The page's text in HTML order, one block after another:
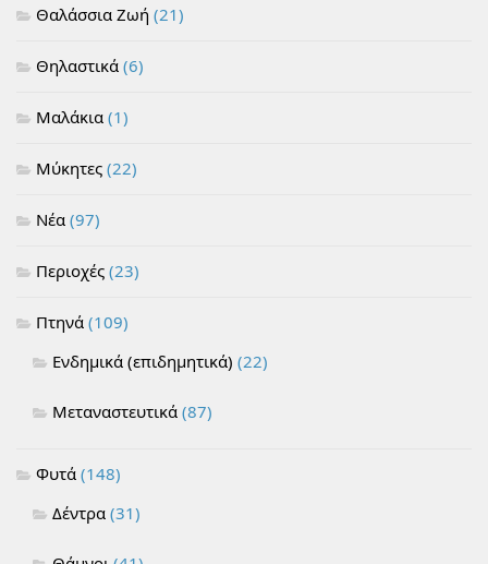
Θαλάσσια Ζωή (21)
Θηλαστικά (6)
Μαλάκια (1)
Μύκητες (22)
Νέα (97)
Περιοχές (23)
Πτηνά (109)
Ενδημικά (επιδημητικά) (22)
Μεταναστευτικά (87)
Φυτά (148)
Δέντρα (31)